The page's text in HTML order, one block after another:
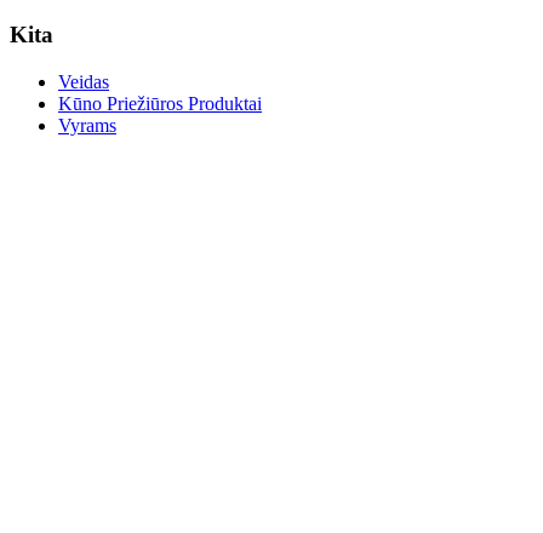
Kita
Veidas
Kūno Priežiūros Produktai
Vyrams